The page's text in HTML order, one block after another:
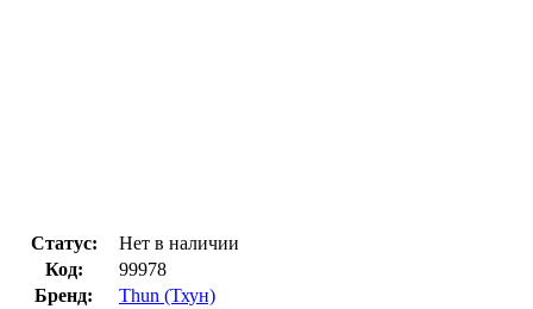
Статус:
Нет в наличии
Код:
99978
Бренд:
Thun (Тхун)